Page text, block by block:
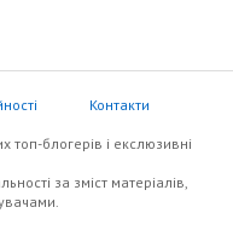
Контакти
топ-блогерів i екслюзивнi
за зміст матеріалів,